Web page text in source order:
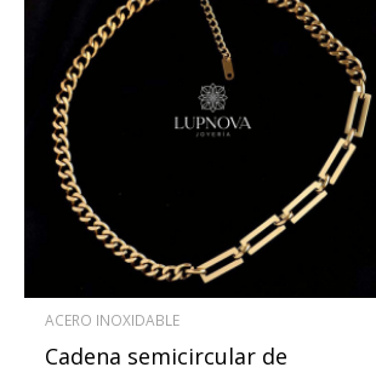
ACERO INOXIDABLE
Cadena semicircular de